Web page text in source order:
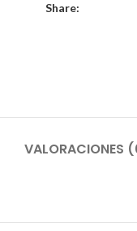
Share:
VALORACIONES